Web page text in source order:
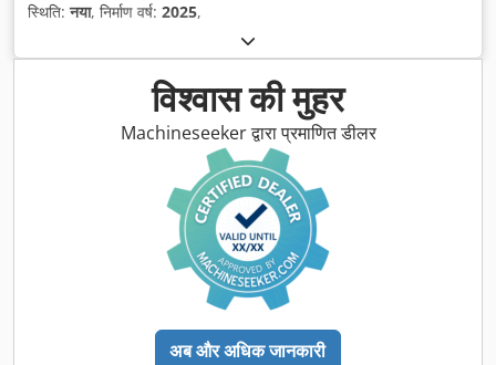
स्थिति:नया, निर्माण वर्ष: 2025,
विश्वास की मुहर
Machineseeker द्वारा प्रमाणित डीलर
अब और अधिक जानकारी